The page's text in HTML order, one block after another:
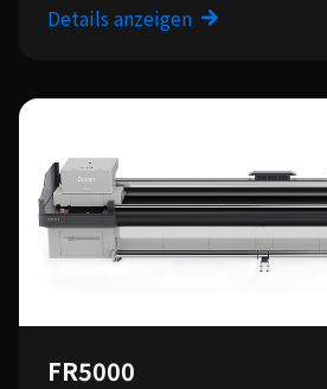
Details anzeigen
FR5000